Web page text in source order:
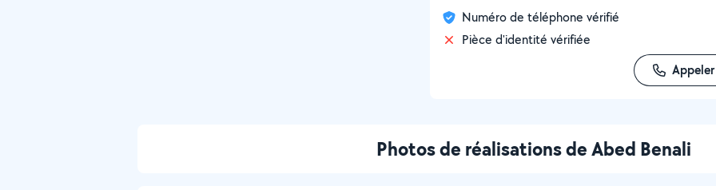
Numéro de téléphone vérifié
Pièce d'identité vérifiée
Appeler
Photos de réalisations de Abed Benali